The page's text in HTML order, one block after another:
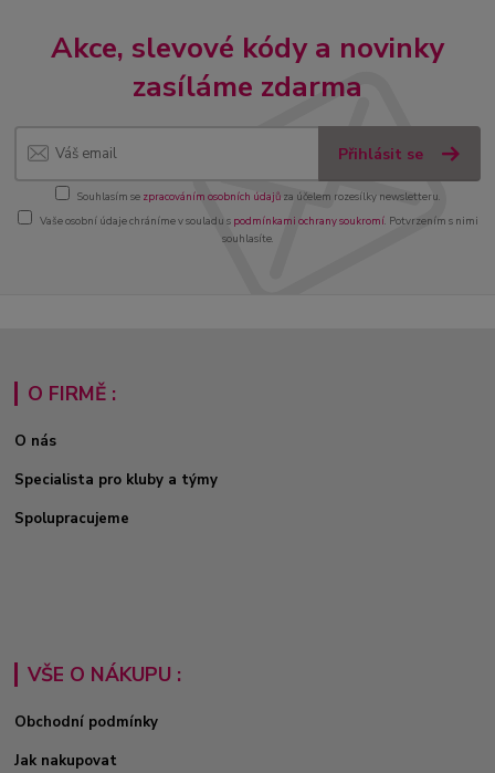
Akce, slevové kódy a novinky
zasíláme zdarma
Přihlásit se
Souhlasím se zpracováním osobních údajůza účelem rozesílky newsletteru.
Vaše osobní údaje chráníme v souladu s podmínkami ochrany soukromí. Potvrzením s nimi
souhlasíte.
O FIRMĚ :
O nás
Specialista pro kluby a týmy
Spolupracujeme
VŠE O NÁKUPU :
Obchodní podmínky
Jak nakupovat